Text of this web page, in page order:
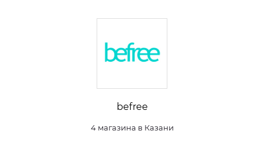
befree
4 магазина в Казани